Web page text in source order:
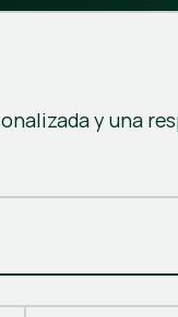
y una